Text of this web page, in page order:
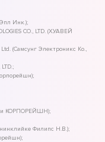
Инк.);
CO., LTD. (ХУАВЕЙ
(Самсунг Электроникс Ко.,
Си КОРПОРЕЙШН);
Филипс Н.В.);